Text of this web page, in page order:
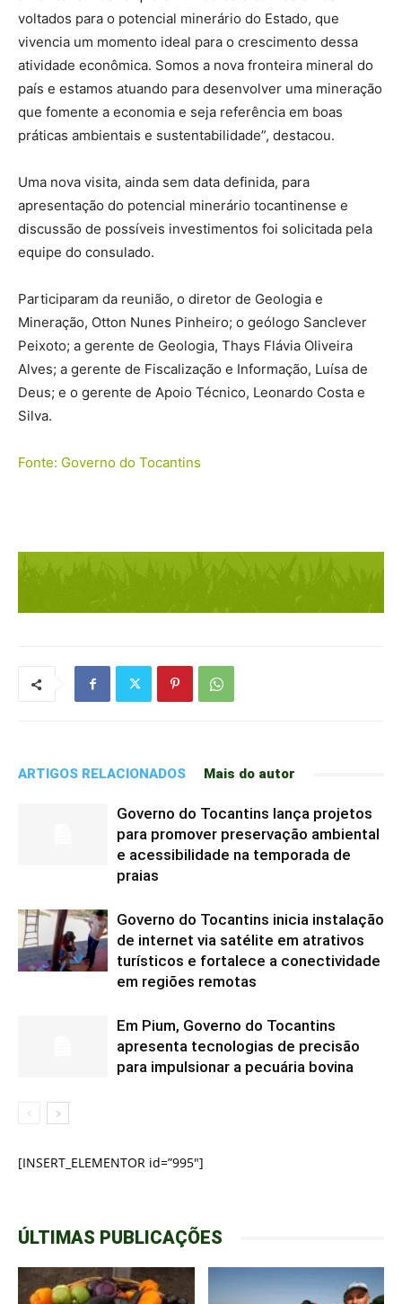
voltados para o potencial minerário do Estado, que
vivencia um momento ideal para o crescimento dessa
atividade econômica. Somos a nova fronteira mineral do
país e estamos atuando para desenvolver uma mineração
que fomente a economia e seja referência em boas
práticas ambientais e sustentabilidade”, destacou.
Uma nova visita, ainda sem data definida, para
apresentação do potencial minerário tocantinense e
discussão de possíveis investimentos foi solicitada pela
equipe do consulado.
Participaram da reunião, o diretor de Geologia e
Mineração, Otton Nunes Pinheiro; o geólogo Sanclever
Peixoto; a gerente de Geologia, Thays Flávia Oliveira
Alves; a gerente de Fiscalização e Informação, Luísa de
Deus; e o gerente de Apoio Técnico, Leonardo Costa e
Silva.
Fonte: Governo do Tocantins
ARTIGOS RELACIONADOS Mais do autor
Governo do Tocantins lança projetos
para promover preservação ambiental
e acessibilidade na temporada de
praias
Governo do Tocantins inicia instalação
de internet via satélite em atrativos
turísticos e fortalece a conectividade
em regiões remotas
Em Pium, Governo do Tocantins
apresenta tecnologias de precisão
para impulsionar a pecuária bovina
[INSERT_ELEMENTOR id=”995″]
ÚLTIMAS PUBLICAÇÕES